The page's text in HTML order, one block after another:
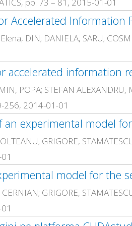
Accelerated Information
DIN; DANIELA, SARU;
accelerated information
POPA; STEFAN ALEXANDRU,
256, 2014-01-01